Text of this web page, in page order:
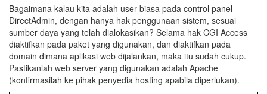
Bagaimana kalau kita adalah user biasa pada control panel
DirectAdmin, dengan hanya hak penggunaan sistem, sesuai
sumber daya yang telah dialokasikan? Selama hak CGI Access
diaktifkan pada paket yang digunakan, dan diaktifkan pada
domain dimana aplikasi web dijalankan, maka itu sudah cukup.
Pastikanlah web server yang digunakan adalah Apache
(konfirmasilah ke pihak penyedia hosting apabila diperlukan).